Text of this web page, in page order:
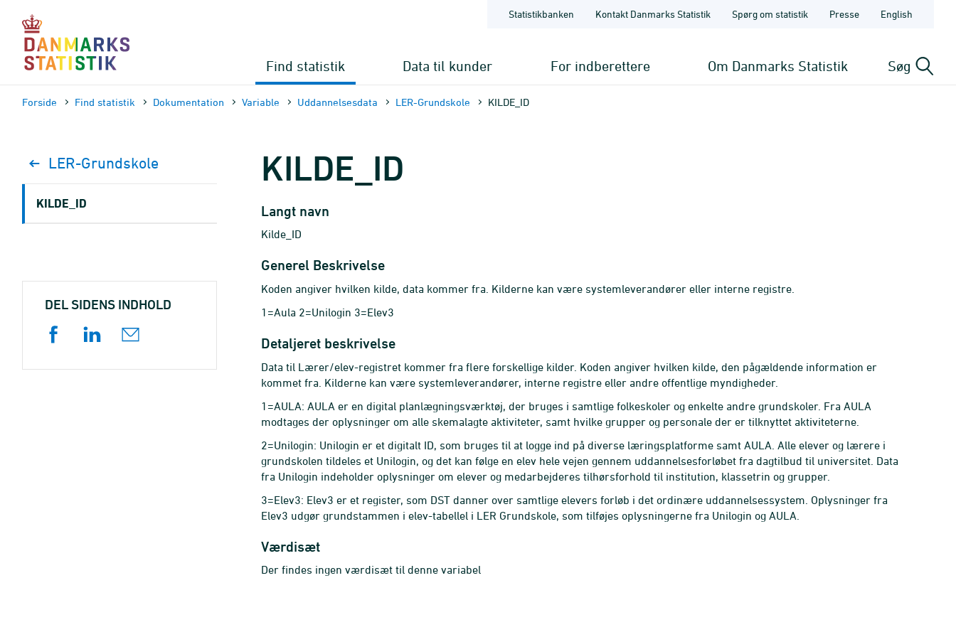
sidens
indhold
Statistikbanken Kontakt Danmarks Statistik Spørg om statistik Presse English
Find statistik Data til kunder For indberettere Om Danmarks Statistik Søg
Forside Find statistik Dokumen­tation Variable Uddannelsesdata LER-Grundskole KILDE_ID
KILDE_ID
Langt navn
Kilde_ID
Generel Beskrivelse
Koden angiver hvilken kilde, data kommer fra. Kilderne kan være systemleverandører eller interne registre.
1=Aula 2=Unilogin 3=Elev3
Detaljeret beskrivelse
Data til Lærer/elev-registret kommer fra flere forskellige kilder. Koden angiver hvilken kilde, den pågældende information er
kommet fra. Kilderne kan være systemleverandører, interne registre eller andre offentlige myndigheder.
1=AULA: AULA er en digital planlægningsværktøj, der bruges i samtlige folkeskoler og enkelte andre grundskoler. Fra AULA
modtages der oplysninger om alle skemalagte aktiviteter, samt hvilke grupper og personale der er tilknyttet aktiviteterne.
2=Unilogin: Unilogin er et digitalt ID, som bruges til at logge ind på diverse læringsplatforme samt AULA. Alle elever og lærere i
grundskolen tildeles et Unilogin, og det kan følge en elev hele vejen gennem uddannelsesforløbet fra dagtilbud til universitet. Data
fra Unilogin indeholder oplysninger om elever og medarbejderes tilhørsforhold til institution, klassetrin og grupper.
3=Elev3: Elev3 er et register, som DST danner over samtlige elevers forløb i det ordinære uddannelsessystem. Oplysninger fra
Elev3 udgør grundstammen i elev-tabellel i LER Grundskole, som tilføjes oplysningerne fra Unilogin og AULA.
Værdisæt
Der findes ingen værdisæt til denne variabel
LER-Grundskole
KILDE_ID
DEL SIDENS INDHOLD